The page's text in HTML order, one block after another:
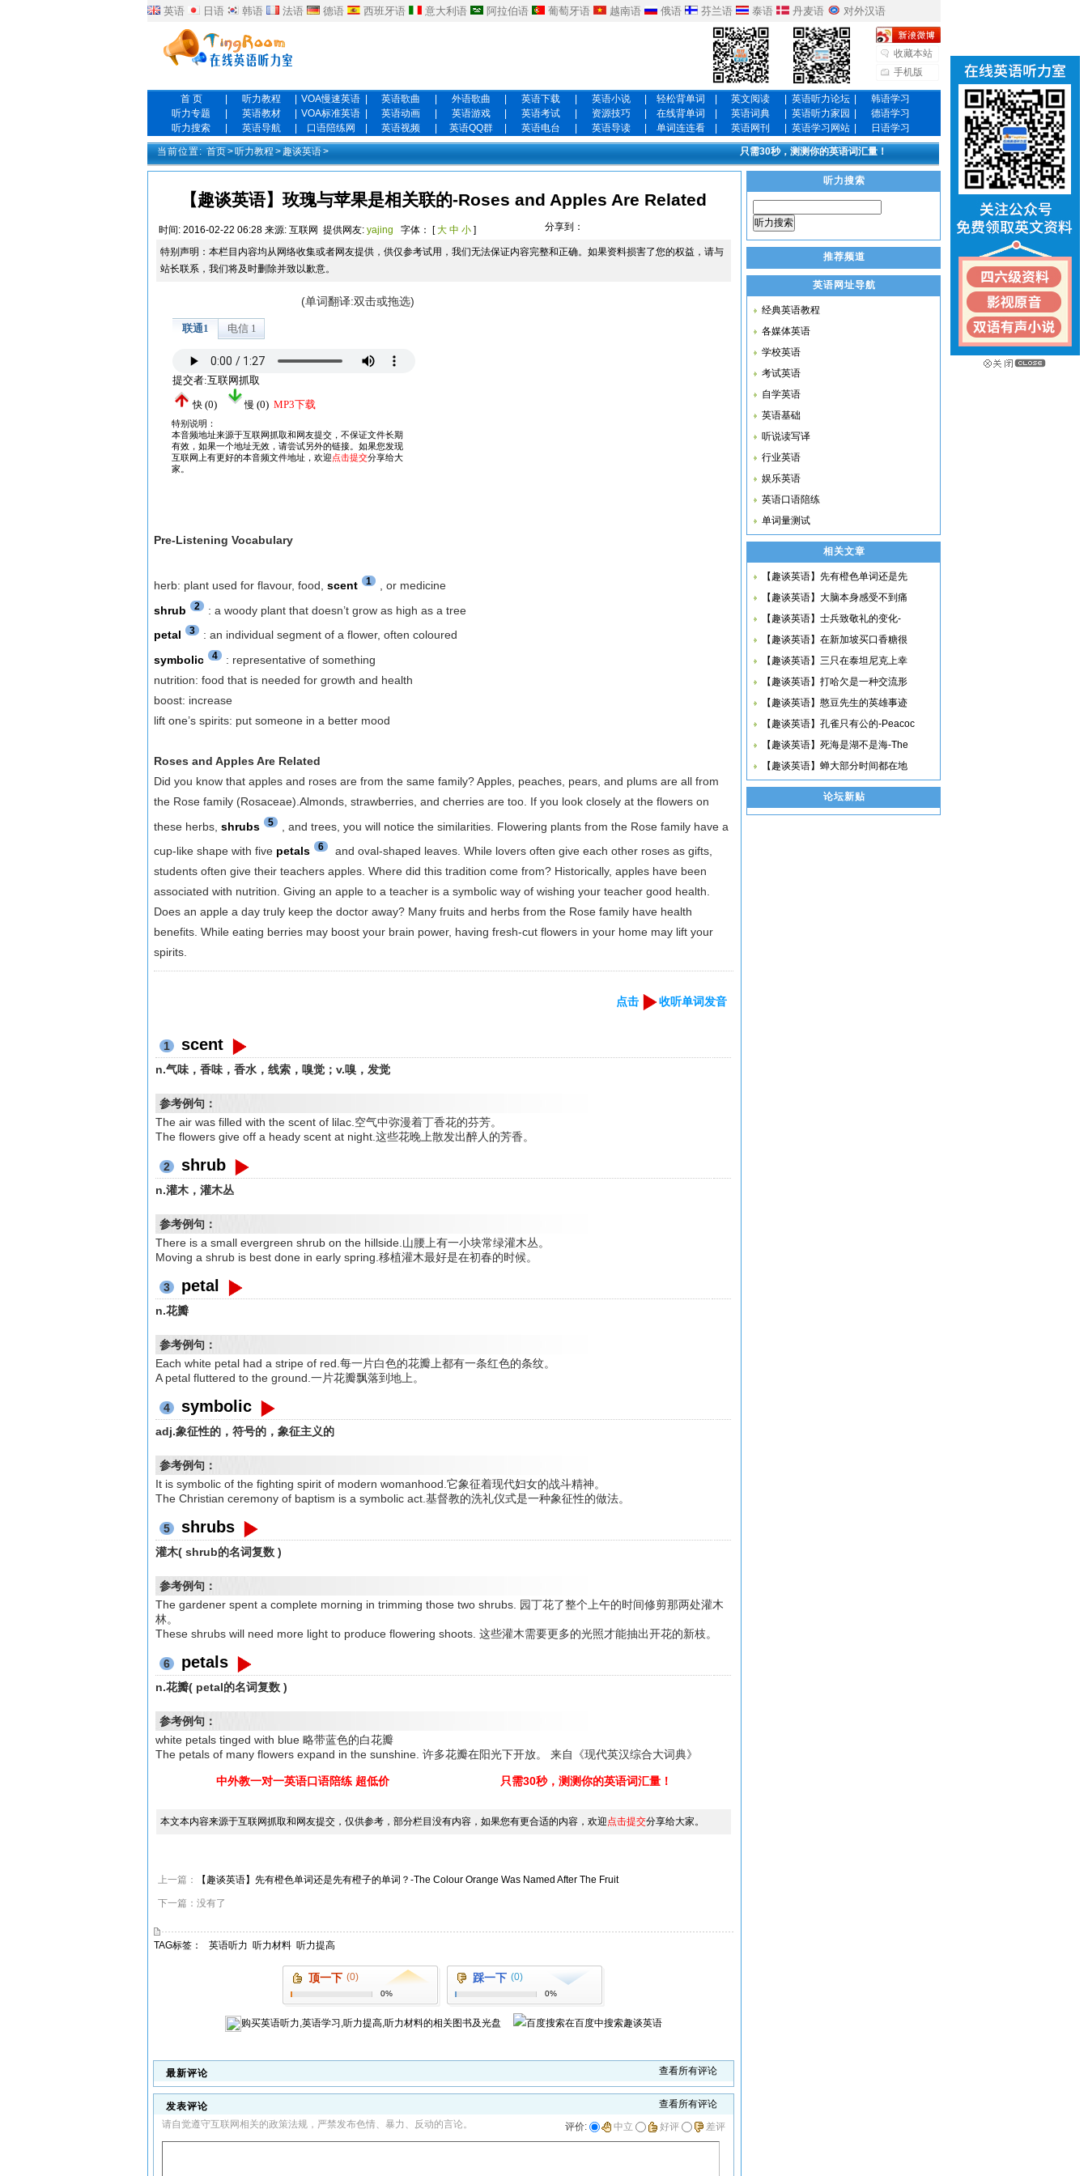
英语 日语 韩语 法语 德语 西班牙语 意大利语 阿拉伯语 葡萄牙语 越南语 俄语 芬兰语 泰语 丹麦语 对外汉语
收藏本站
手机版
首 页 听力教程 VOA慢速英语 英语歌曲 外语歌曲 英语下载 英语小说 轻松背单词 英文阅读 英语听力论坛
韩语学习
听力专题
英语教材 VOA标准英语 英语动画 英语游戏 英语考试 资源技巧 在线背单词 英语词典 英语听力家园
德语学习
听力搜索
英语导航 口语陪练网 英语视频 英语QQ群 英语电台 英语导读 单词连连看 英语网刊 英语学习网站 日语学习
当前位置: 首页>听力教程 > 趣谈英语> 只需30秒，测测你的英语词汇量！
【趣谈英语】玫瑰与苹果是相关联的-Roses and Apples Are Related
时间: 2016-02-22 06:28 来源: 互联网 提供网友: yajing 字体： [大 中 小 ] 分享到：
特别声明：本栏目内容均从网络收集或者网友提供，供仅参考试用，我们无法保证内容完整和正确。如果资料损害了您的权益，请与
站长联系，我们将及时删除并致以歉意。
(单词翻译:双击或拖选)
Pre-Listening Vocabulary
herb: plant used for flavour, food,scent 1
, or medicine
shrub
2
: a woody plant that doesn’t grow as high as a tree
petal
3
: an individual segment of a flower, often coloured
symbolic
4
: representative of something
nutrition: food that is needed for growth and health
boost: increase
lift one’s spirits: put someone in a better mood
Roses and Apples Are Related
Did you know that apples and roses are from the same family? Apples, peaches, pears, and plums are all from
the Rose family (Rosaceae).Almonds, strawberries, and cherries are too. If you look closely at the flowers on
these herbs,shrubs 5
, and trees, you will notice the similarities. Flowering plants from the Rose family have a
cup-like shape with five petals 6
and oval-shaped leaves. While lovers often give each other roses as gifts,
students often give their teachers apples. Where did this tradition come from? Historically, apples have been
associated with nutrition. Giving an apple to a teacher is a symbolic way of wishing your teacher good health.
Does an apple a day truly keep the doctor away? Many fruits and herbs from the Rose family have health
benefits. While eating berries may boost your brain power, having fresh-cut flowers in your home may lift your
spirits.
点击 收听单词发音
1 scent
n.气味，香味，香水，线索，嗅觉；v.嗅，发觉
参考例句：
The air was filled with the scent of lilac.空气中弥漫着丁香花的芬芳。
The flowers give off a heady scent at night.这些花晚上散发出醉人的芳香。
2 shrub
n.灌木，灌木丛
参考例句：
There is a small evergreen shrub on the hillside.山腰上有一小块常绿灌木丛。
Moving a shrub is best done in early spring.移植灌木最好是在初春的时候。
3 petal
n.花瓣
参考例句：
Each white petal had a stripe of red.每一片白色的花瓣上都有一条红色的条纹。
A petal fluttered to the ground.一片花瓣飘落到地上。
4 symbolic
adj.象征性的，符号的，象征主义的
参考例句：
It is symbolic of the fighting spirit of modern womanhood.它象征着现代妇女的战斗精神。
The Christian ceremony of baptism is a symbolic act.基督教的洗礼仪式是一种象征性的做法。
5 shrubs
灌木( shrub的名词复数 )
参考例句：
The gardener spent a complete morning in trimming those two shrubs. 园丁花了整个上午的时间修剪那两处灌木
林。
These shrubs will need more light to produce flowering shoots. 这些灌木需要更多的光照才能抽出开花的新枝。
6 petals
n.花瓣( petal的名词复数 )
参考例句：
white petals tinged with blue 略带蓝色的白花瓣
The petals of many flowers expand in the sunshine. 许多花瓣在阳光下开放。 来自《现代英汉综合大词典》
中外教一对一英语口语陪练 超低价 只需30秒，测测你的英语词汇量！
本文本内容来源于互联网抓取和网友提交，仅供参考，部分栏目没有内容，如果您有更合适的内容，欢迎 点击提交分享给大家。
上一篇： 【趣谈英语】先有橙色单词还是先有橙子的单词？-The Colour Orange Was Named After The Fruit
下一篇：没有了
TAG标签： 英语听力 听力材料 听力提高
顶一下 (0)
0%
踩一下 (0)
0%
购买英语听力,英语学习,听力提高,听力材料的相关图书及光盘 在百度中搜索趣谈英语
最新评论 查看所有评论
发表评论
查看所有评论
请自觉遵守互联网相关的政策法规，严禁发布色情、暴力、反动的言论。
评价: 中立 好评 差评
听力搜索
听力搜索
推荐频道
英语网址导航
经典英语教程
各媒体英语
学校英语
考试英语
自学英语
英语基础
听说读写译
行业英语
娱乐英语
英语口语陪练
单词量测试
相关文章
【趣谈英语】先有橙色单词还是先
【趣谈英语】大脑本身感受不到痛
【趣谈英语】士兵致敬礼的变化-
【趣谈英语】在新加坡买口香糖很
【趣谈英语】三只在泰坦尼克上幸
【趣谈英语】打哈欠是一种交流形
【趣谈英语】憨豆先生的英雄事迹
【趣谈英语】孔雀只有公的-Peacoc
【趣谈英语】死海是湖不是海-The
【趣谈英语】蝉大部分时间都在地
论坛新贴